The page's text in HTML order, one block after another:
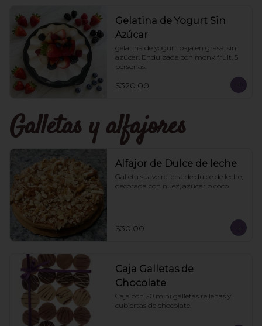
Gelatina de Yogurt Sin
Azúcar
gelatina de yogurt baja en grasa, sin
azúcar. Endulzada con monk fruit. 5
personas.
$320.00
Galletas y alfajores
Alfajor de Dulce de leche
Galleta suave rellena de dulce de leche,
decorada con nuez, azúcar o coco
$30.00
Caja Galletas de
Chocolate
Caja con 20 mini galletas rellenas y
cubiertas de chocolate.